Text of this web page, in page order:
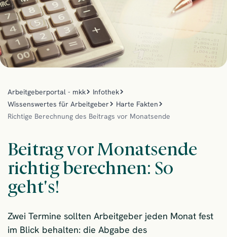
Arbeitgeberportal - mkk
Infothek
Wissenswertes für Arbeitgeber
Harte Fakten
Richtige Berechnung des Beitrags vor Monatsende
Beitrag vor Monatsende
richtig berechnen: So
geht's!
Zwei Termine sollten Arbeitgeber jeden Monat fest
im Blick behalten: die Abgabe des